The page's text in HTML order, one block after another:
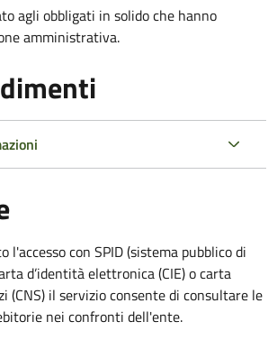
agli obbligati in solido che hanno
amministrativa.
l'accesso con SPID (sistema pubblico di
d’identità elettronica (CIE) o carta
(CNS) il servizio consente di consultare le
nei confronti dell'ente.